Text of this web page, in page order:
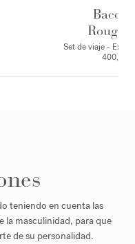
Rouge
Set de viaje -
400,00 €
teniendo en cuenta las
la masculinidad, para que
de su personalidad.